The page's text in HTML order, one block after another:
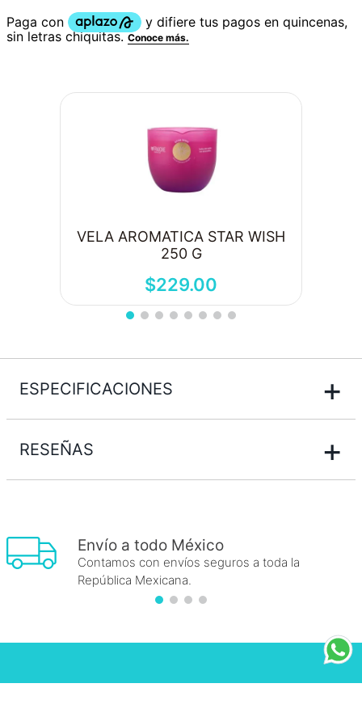
VELA AROMATICA STAR WISH
250 G
$229.00
ESPECIFICACIONES +
RESEÑAS +
Envío a todo México
Contamos con envíos seguros a toda la
República Mexicana.